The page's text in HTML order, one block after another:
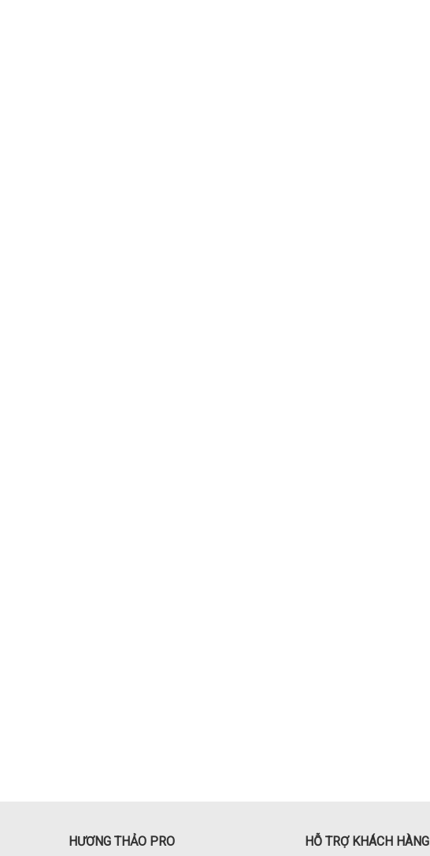
HƯƠNG THẢO PRO HỖ TRỢ KHÁCH HÀNG